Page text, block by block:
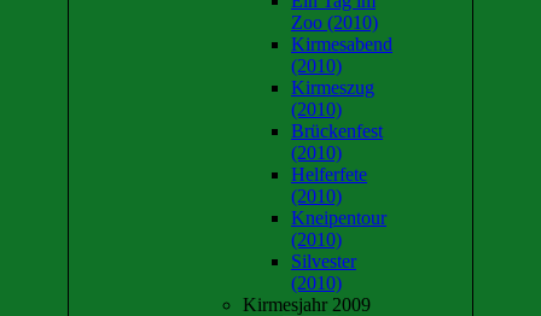
Zoo (2010)
Kirmesabend
(2010)
Kirmeszug
(2010)
Brückenfest
(2010)
Helferfete
(2010)
Kneipentour
(2010)
Silvester
(2010)
Kirmesjahr 2009